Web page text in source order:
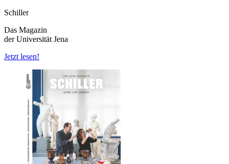
Schiller
Das Magazin
der Universität Jena
Jetzt lesen!